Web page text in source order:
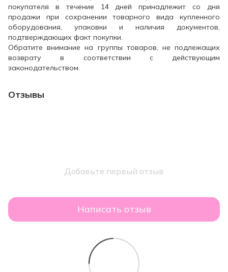
покупателя в течение 14 дней принадлежит со дня
продажи при сохранении товарного вида купленного
оборудования, упаковки и наличия документов,
подтверждающих факт покупки.
Обратите внимание на группы товаров, не подлежащих
возврату в соответствии с действующим
законодательством.
Отзывы
Добавьте первый отзыв
Написать отзыв